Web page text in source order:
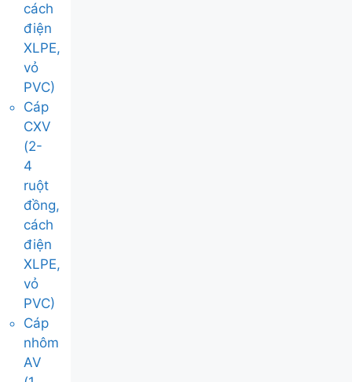
cách
điện
XLPE,
vỏ
PVC)
Cáp
CXV
(2-
4
ruột
đồng,
cách
điện
XLPE,
vỏ
PVC)
Cáp
nhôm
AV